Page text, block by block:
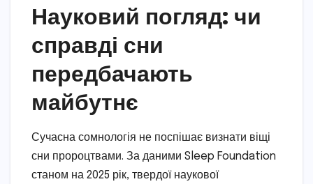
Науковий погляд: чи
справді сни
передбачають
майбутнє
Сучасна сомнологія не поспішає визнати віщі
сни пророцтвами. За даними Sleep Foundation
станом на 2025 рік, твердої наукової